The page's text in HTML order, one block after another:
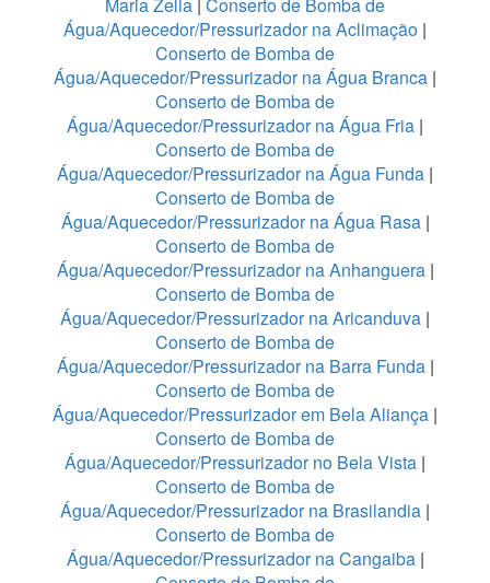
Maria Zelia | Conserto de Bomba de
Água/Aquecedor/Pressurizador na Aclimação |
Conserto de Bomba de
Água/Aquecedor/Pressurizador na Água Branca |
Conserto de Bomba de
Água/Aquecedor/Pressurizador na Água Fria |
Conserto de Bomba de
Água/Aquecedor/Pressurizador na Água Funda |
Conserto de Bomba de
Água/Aquecedor/Pressurizador na Água Rasa |
Conserto de Bomba de
Água/Aquecedor/Pressurizador na Anhanguera|
Conserto de Bomba de
Água/Aquecedor/Pressurizador na Aricanduva |
Conserto de Bomba de
Água/Aquecedor/Pressurizador na Barra Funda |
Conserto de Bomba de
Água/Aquecedor/Pressurizador em Bela Aliança |
Conserto de Bomba de
Água/Aquecedor/Pressurizador no Bela Vista |
Conserto de Bomba de
Água/Aquecedor/Pressurizador na Brasilandia |
Conserto de Bomba de
Água/Aquecedor/Pressurizador na Cangaiba|